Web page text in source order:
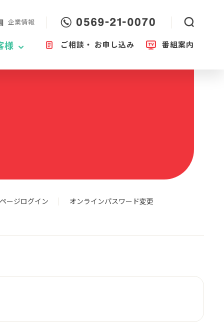
企業情報
様 ご相談・ お申し込み 番組案内
ージログイン オンラインパスワード変更